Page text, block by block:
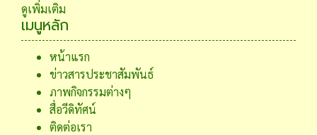
ดูเพิ่มเติม
เมนูหลัก
หน้าแรก
ข่าวสารประชาสัมพันธ์
ภาพกิจกรรมต่างๆ
สื่อวีดิทัศน์
ติดต่อเรา